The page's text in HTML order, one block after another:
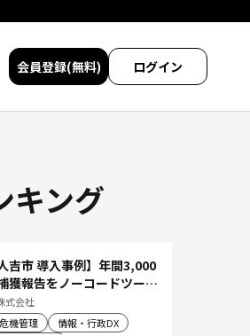
会員登録(無料) ログイン
キング
吉市 導入事例】年間3,000
獲報告をノーコードツール
し、月50時間の庁内作業
式会社
機管理
情報・行政DX